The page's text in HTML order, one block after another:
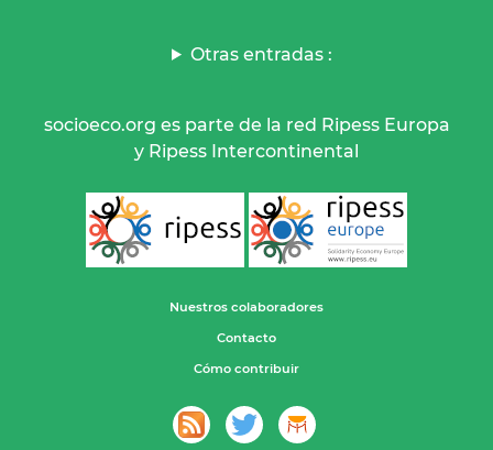
Otras entradas :
socioeco.org es parte de la red Ripess Europa
y Ripess Intercontinental
Nuestros colaboradores
Contacto
Cómo contribuir